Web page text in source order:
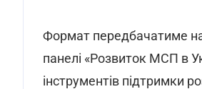
Формат передбачатиме
панелі «Розвиток МСП в
інструментів підтримки